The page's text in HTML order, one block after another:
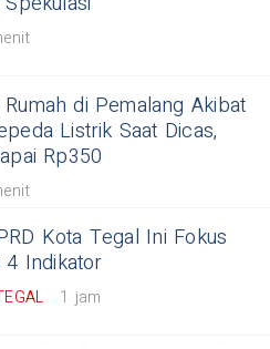
di Pemalang Akibat
Listrik Saat Dicas,
Rp350
Kota Tegal Ini Fokus
4 Indikator
1 jam